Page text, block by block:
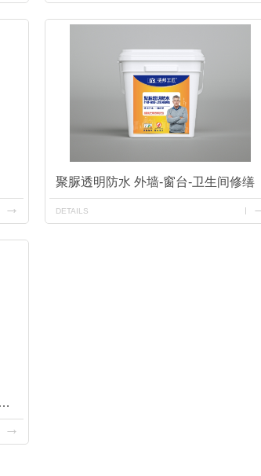
聚脲透明防水 外墙-窗台-卫生间修缮
DETAILS
德邦工匠 DB-II ADHESIVE 玻化大砖无尘